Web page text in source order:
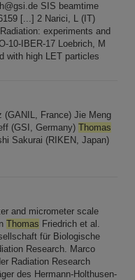
SIS beamtime
[...] 2 Narici, L (IT)
experiments and
10-IBER-17 Loebrich, M
with high LET particles
(GANIL, France) Jie Meng
(GSI, Germany) Thomas
Sakurai (RIKEN, Japan)
and micrometer scale
Thomas Friedrich et al.
für Biologische
Research. Marco
Radiation Research
des Hermann-Holthusen-